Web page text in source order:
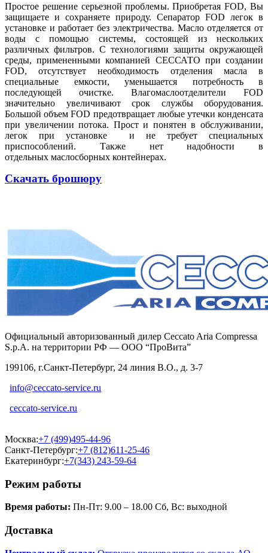
Простое решение серьезной проблемы. Приобретая FOD, Вы
защищаете и сохраняете природу. Сепаратор FOD легок в
установке и работает без электричества. Масло отделяется от
воды с помощью системы, состоящей из нескольких
различных фильтров. C технологиями защиты окружающей
среды, примененными компанией СЕССАТО при создании
FOD, отсутствует необходимость отделения масла в
специальные емкости, уменьшается потребность в
последующей очистке. Влагомаслоотделители FOD
значительно увеличивают срок службы оборудования.
Большой объем FOD предотвращает любые утечки конденсата
при увеличении потока. Прост и понятен в обслуживании,
легок при установке и не требует специальных
приспособлений. Также нет надобности в
отдельных маслосборных контейнерах.
Скачать брошюру
Официальный авторизованный дилер Ceccato Aria Compressa
S.p.A. на территории РФ — ООО “ПроВита”
199106, г.Санкт-Петербург, 24 линия В.О., д. 3-7
info@ceccato-service.ru
ceccato-service.ru
Москва:+7 (499)495-44-96
Санкт-Петербург:+7 (812)611-25-46
Екатеринбург:+7(343) 243-59-64
Режим работы
Время работы: Пн-Пт: 9.00 – 18.00 Сб, Вс: выходной
Доставка